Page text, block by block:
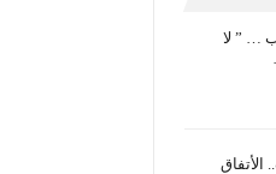
… ” لا
الأتفاق